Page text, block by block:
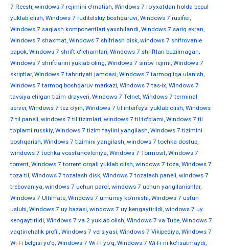
7 Reestr, windows 7 rejimini o'rnatish, Windows 7 ro'yxatdan holda bepul
yuklab olish, Windows 7 ruditelskiy boshqaruvi, Windows 7 rusifier,
Windows 7 saqlash komponentlari yaxshilandi, Windows 7 sariq ekran,
Windows 7 shaxmat, Windows 7 shifrlash disk, windows 7 shifrovanie
papok, Windows 7 shrift o'lchamlari, Windows 7 shriftlari buzilmagan,
Windows 7 shriftlarini yuklab oling, Windows 7 sinov rejimi, Windows 7
skriptlar, Windows 7 tahririyati jamoasi, Windows 7 tarmog'iga ulanish,
Windows 7 tarmoq boshqaruv markazi, Windows 7 tas-ix, Windows 7
tavsiya etilgan tizim drayveri, Windows 7 Telnet, Windows 7 terminal
server, Windows 7 tez o'yin, Windows 7 til interfeysi yuklab olish, Windows
7 til paneli, windows 7 til tizimlari, windows 7 til to'plami, Windows 7 til
to'plami russkiy, Windows 7 tizim faylini yangilash, Windows 7 tizimini
boshqarish, Windows 7 tizimini yangilash, windows 7 tochka dostup,
windows 7 tochka vosstanovleniya, Windows 7 Tormosit, Windows 7
torrent, Windows 7 torrent orqali yuklab olish, windows 7 toza, Windows 7
toza til, Windows 7 tozalash disk, Windows 7 tozalash paneli, windows 7
trebovaniya, windows 7 uchun parol, windows 7 uchun yangilanishlar,
Windows 7 Ultimate, Windows 7 umumiy ko'rinishi, Windows 7 ustun
uslubi, Windows 7 uy bazasi, windows 7 uy kengaytirildi, windows 7 uy
kengaytirildi, Windows 7 va 2 yuklab olish, Windows 7 va Tube, Windows 7
vaqtinchalik profil, Windows 7 versiyasi, Windows 7 Vikipediya, Windows 7
Wi-Fi belgisi yo'q, Windows 7 Wi-Fi yo'q, Windows 7 Wi-Fi-ni ko'rsatmaydi,